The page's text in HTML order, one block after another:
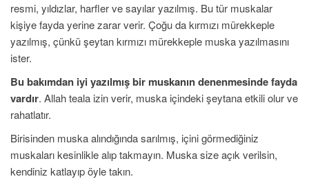
resmi, yıldızlar, harfler ve sayılar yazılmış. Bu tür muskalar
kişiye fayda yerine zarar verir. Çoğu da kırmızı mürekkeple
yazılmış, çünkü şeytan kırmızı mürekkeple muska yazılmasını
ister.
Bu bakımdan iyi yazılmış bir muskanın denenmesinde fayda
vardır. Allah teala izin verir, muska içindeki şeytana etkili olur ve
rahatlatır.
Birisinden muska alındığında sarılmış, içini görmediğiniz
muskaları kesinlikle alıp takmayın. Muska size açık verilsin,
kendiniz katlayıp öyle takın.